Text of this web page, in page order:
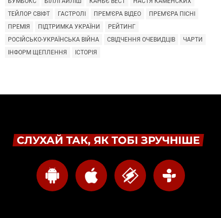
ТЕЙЛОР СВІФТ
ГАСТРОЛІ ПРЕМ'ЄРА ВІДЕО
ПРЕМ'ЄРА ПІСНІ
ПРЕМІЯ
ПІДТРИМКА УКРАЇНИ
РЕЙТИНГ
РОСІЙСЬКО-УКРАЇНСЬКА ВІЙНА
СВІДЧЕННЯ ОЧЕВИДЦІВ
ЧАРТИ
ІНФОРМ ЩЕПЛЕННЯ
ІСТОРІЯ
СЛУХАЙ ТАК, ЯК ТОБІ ЗРУЧНІШЕ